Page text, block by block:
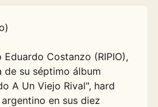
Costanzo (RIPIO),
de su séptimo álbum
A Un Viejo Rival", hard
en sus diez